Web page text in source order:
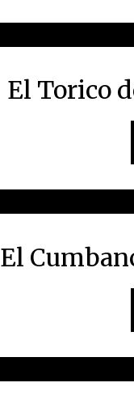
El Torico
El